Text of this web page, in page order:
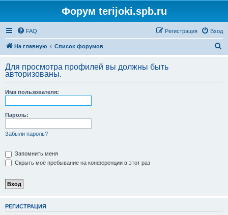
Форум terijoki.spb.ru
FAQ Вход
Регистрация
На главную Список форумов
с
Для просмотра профилей вы должны быть
авторизованы.
Имя пользователя:
Пароль:
Забыли пароль?
Запомнить меня
Скрыть моё пребывание на конференции в этот раз
РЕГИСТРАЦИЯ